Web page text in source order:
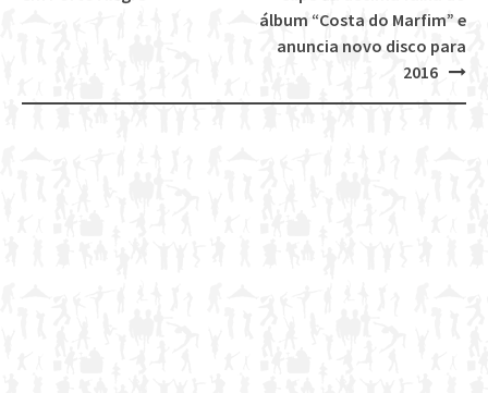
álbum “Costa do Marfim” e
anuncia novo disco para
2016